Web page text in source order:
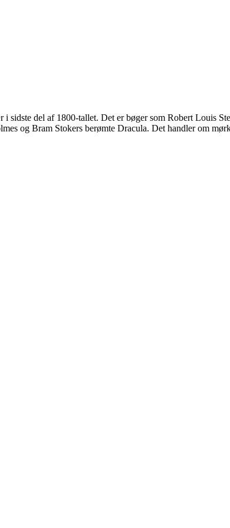
sidste del af 1800-tallet. Det er bøger som Robert Louis
og Bram Stokers berømte Dracula. Det handler om